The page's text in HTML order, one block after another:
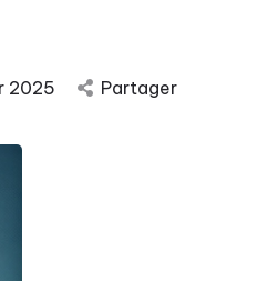
2025 Partager